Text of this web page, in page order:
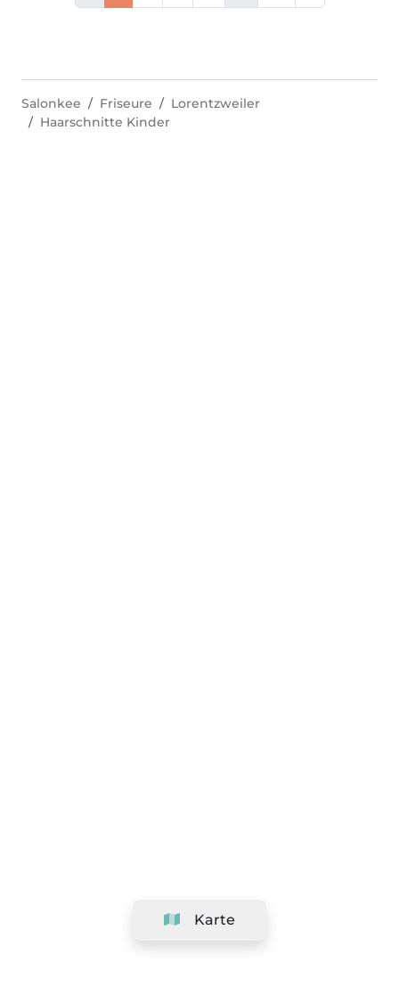
Karte
Salonkee Friseure
Lorentzweiler
Haarschnitte Kinder